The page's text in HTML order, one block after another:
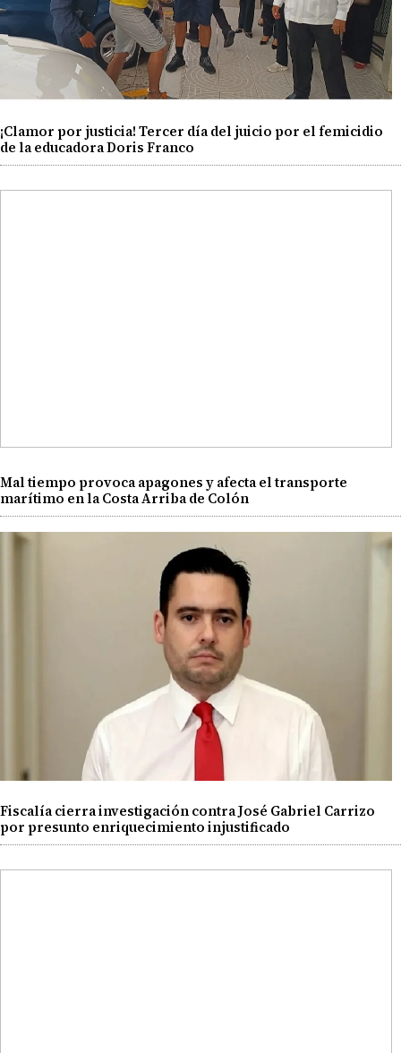
¡Clamor por justicia! Tercer día del juicio por el femicidio
de la educadora Doris Franco
Mal tiempo provoca apagones y afecta el transporte
marítimo en la Costa Arriba de Colón
Fiscalía cierra investigación contra José Gabriel Carrizo
por presunto enriquecimiento injustificado